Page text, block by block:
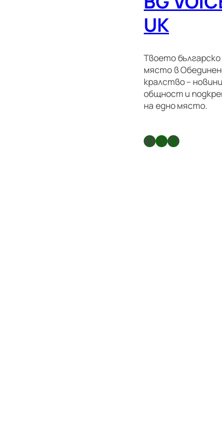
UK
Твоето българско
място в
кралство –
общност и
на едно място.
Facebook X GitHub